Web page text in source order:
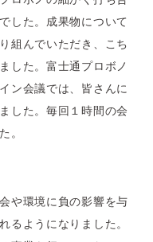
した。成果物について
組んでいただき、こち
した。富士通プロボノ
ン会議では、皆さんに
した。毎回１時間の会
。
や環境に負の影響を与
るようになりました。